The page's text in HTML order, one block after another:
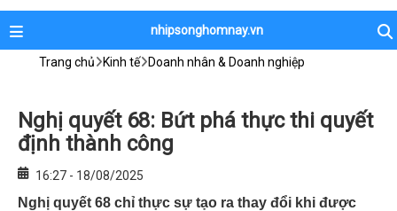
nhipsonghomnay.vn
Trang chủ Kinh tế Doanh nhân & Doanh nghiệp
Nghị quyết 68: Bứt phá thực thi quyết
định thành công
16:27 - 18/08/2025
Nghị quyết 68 chỉ thực sự tạo ra thay đổi khi được